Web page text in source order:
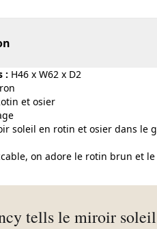
: H46 x W62 x D2
rotin et osier
soleil en rotin et osier dans le
on adore le rotin brun et le
tells le miroir soleil